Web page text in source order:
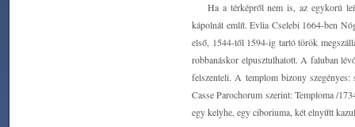
Ha a térképről nem is, az egykorú
kápolnát említ. Evlia Cselebi 1664-ben
első, 1544-től 1594-ig tartó török
robbanáskor elpusztulhatott. A faluban
felszenteli. A templom bizony
Casse Parochorum szerint: Temploma /
egy kelyhe, egy ciboriuma, két elnyűtt